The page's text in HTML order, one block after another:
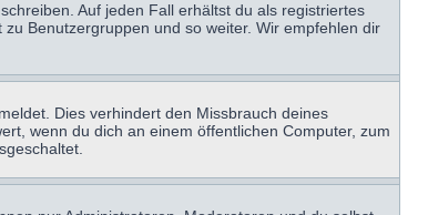
Auf jeden Fall erhältst du als registriertes
Benutzergruppen und so weiter. Wir empfehlen dir
Dies verhindert den Missbrauch deines
wenn du dich an einem öffentlichen Computer, zum